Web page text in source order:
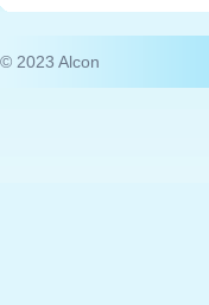
© 2023 Alcon